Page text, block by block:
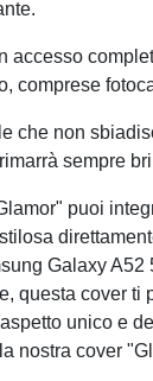
accesso
comprese
che non
sempre
puoi
Galaxy A52
questa cover ti
unico e
nostra cover